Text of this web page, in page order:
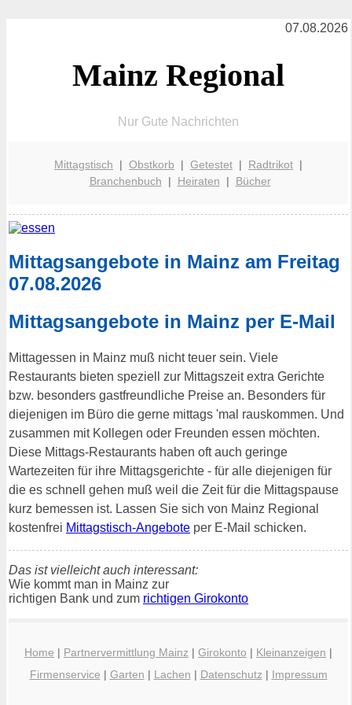
07.08.2026
Mainz Regional
Nur Gute Nachrichten
Mittagstisch | Obstkorb | Getestet | Radtrikot |
Branchenbuch | Heiraten | Bücher
Mittagsangebote in Mainz am Freitag
07.08.2026
Mittagsangebote in Mainz per E-Mail
Mittagessen in Mainz muß nicht teuer sein. Viele
Restaurants bieten speziell zur Mittagszeit extra Gerichte
bzw. besonders gastfreundliche Preise an. Besonders für
diejenigen im Büro die gerne mittags 'mal rauskommen. Und
zusammen mit Kollegen oder Freunden essen möchten.
Diese Mittags-Restaurants haben oft auch geringe
Wartezeiten für ihre Mittagsgerichte - für alle diejenigen für
die es schnell gehen muß weil die Zeit für die Mittagspause
kurz bemessen ist. Lassen Sie sich von Mainz Regional
kostenfrei Mittagstisch-Angebote per E-Mail schicken.
Das ist vielleicht auch interessant:
Wie kommt man in Mainz zur
richtigen Bank und zum richtigen Girokonto
Home | Partnervermittlung Mainz | Girokonto | Kleinanzeigen |
Firmenservice | Garten | Lachen | Datenschutz| Impressum